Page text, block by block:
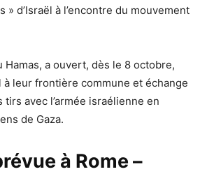
» d’Israël à l’encontre du mouvement
Hamas, a ouvert, dès le 8 octobre,
leur frontière commune et échange
avec l’armée israélienne en
de Gaza.
à Rome –